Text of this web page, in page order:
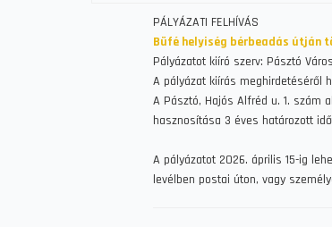
PÁLYÁZATI FELHÍVÁS
Büfé helyiség bérbeadás útján
Pályázatot kiíró szerv: Pásztó
A pályázat kiírás meghirdetéséről
A Pásztó, Hajós Alfréd u. 1. szám
hasznosítása 3 éves határozott
A pályázatot 2026. április 15-ig
levélben postai úton, vagy